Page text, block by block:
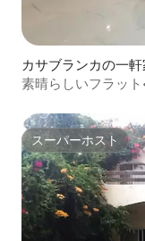
カサブランカの一軒
素晴らしいフラッ
スーパーホスト
スーパーホスト